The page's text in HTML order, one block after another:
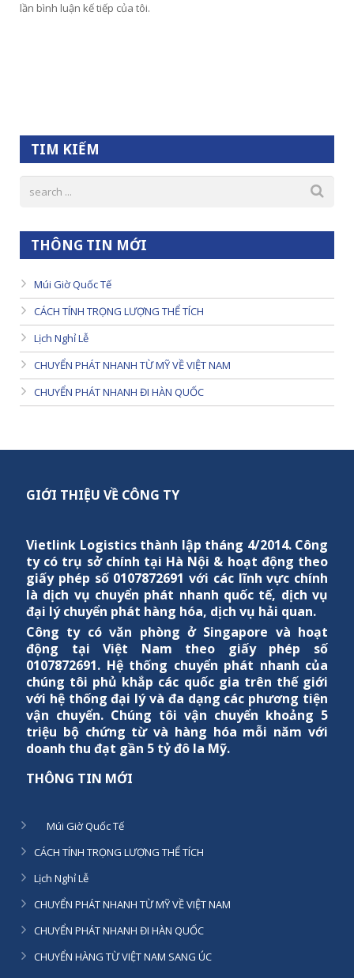
lần bình luận kế tiếp của tôi.
TIM KIẾM
THÔNG TIN MỚI
Múi Giờ Quốc Tế
CÁCH TÍNH TRỌNG LƯỢNG THỂ TÍCH
Lịch Nghỉ Lễ
CHUYỂN PHÁT NHANH TỪ MỸ VỀ VIỆT NAM
CHUYỂN PHÁT NHANH ĐI HÀN QUỐC
GIỚI THIỆU VỀ CÔNG TY
Vietlink Logisticsthành lập tháng 4/2014. Công
ty có trụ sở chính tại Hà Nội & hoạt động theo
giấy phép số 0107872691 với các lĩnh vực chính
là dịch vụ chuyển phát nhanh quốc tế, dịch vụ
đại lý chuyển phát hàng hóa, dịch vụ hải quan.
Công ty có văn phòng ở Singapore và hoạt
động tại Việt Nam theo giấy phép số
0107872691. Hệ thống chuyển phát nhanh của
chúng tôi phủ khắp các quốc gia trên thế giới
với hệ thống đại lý và đa dạng các phương tiện
vận chuyển. Chúng tôi vận chuyển khoảng 5
triệu bộ chứng từ và hàng hóa mỗi năm với
doanh thu đạt gần 5 tỷ đô la Mỹ.
THÔNG TIN MỚI
Múi Giờ Quốc Tế
CÁCH TÍNH TRỌNG LƯỢNG THỂ TÍCH
Lịch Nghỉ Lễ
CHUYỂN PHÁT NHANH TỪ MỸ VỀ VIỆT NAM
CHUYỂN PHÁT NHANH ĐI HÀN QUỐC
CHUYỂN HÀNG TỪ VIỆT NAM SANG ÚC